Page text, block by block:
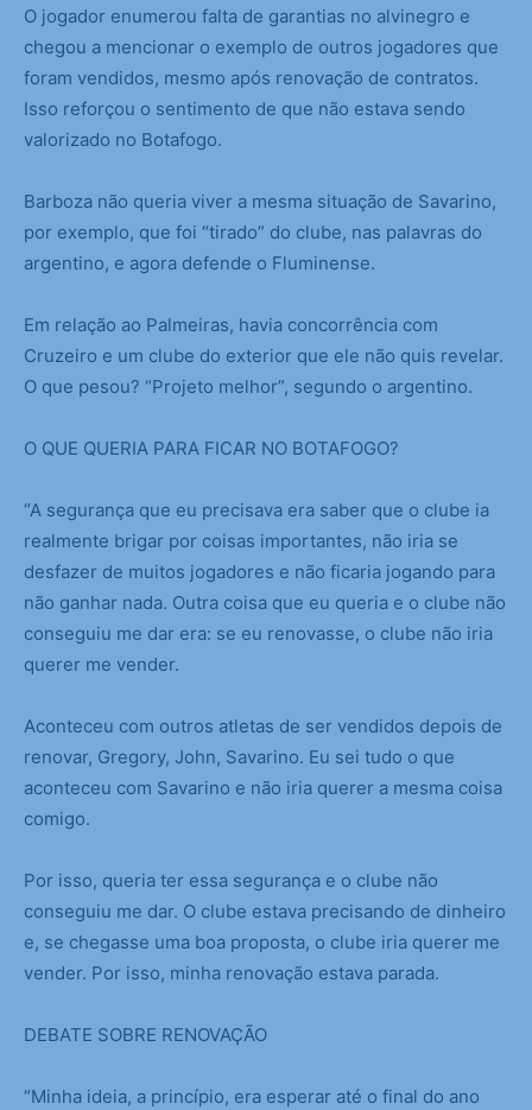
O jogador enumerou falta de garantias no alvinegro e
chegou a mencionar o exemplo de outros jogadores que
foram vendidos, mesmo após renovação de contratos.
Isso reforçou o sentimento de que não estava sendo
valorizado no Botafogo.
Barboza não queria viver a mesma situação de Savarino,
por exemplo, que foi “tirado” do clube, nas palavras do
argentino, e agora defende o Fluminense.
Em relação ao Palmeiras, havia concorrência com
Cruzeiro e um clube do exterior que ele não quis revelar.
O que pesou? “Projeto melhor”, segundo o argentino.
O QUE QUERIA PARA FICAR NO BOTAFOGO?
“A segurança que eu precisava era saber que o clube ia
realmente brigar por coisas importantes, não iria se
desfazer de muitos jogadores e não ficaria jogando para
não ganhar nada. Outra coisa que eu queria e o clube não
conseguiu me dar era: se eu renovasse, o clube não iria
querer me vender.
Aconteceu com outros atletas de ser vendidos depois de
renovar, Gregory, John, Savarino. Eu sei tudo o que
aconteceu com Savarino e não iria querer a mesma coisa
comigo.
Por isso, queria ter essa segurança e o clube não
conseguiu me dar. O clube estava precisando de dinheiro
e, se chegasse uma boa proposta, o clube iria querer me
vender. Por isso, minha renovação estava parada.
DEBATE SOBRE RENOVAÇÃO
“Minha ideia, a princípio, era esperar até o final do ano